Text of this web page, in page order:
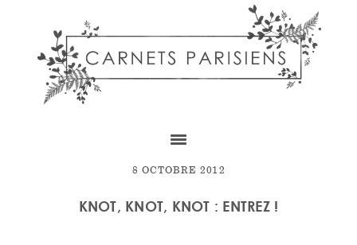
8 OCTOBRE 2012
KNOT, KNOT, KNOT : ENTREZ !